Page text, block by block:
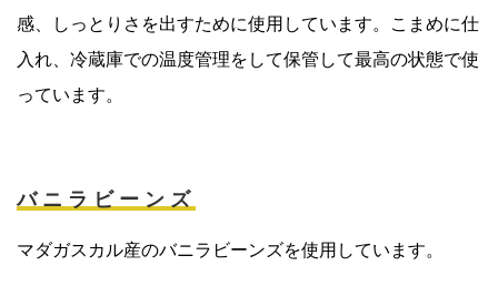
感、しっとりさを出すために使用しています。こまめに仕
入れ、冷蔵庫での温度管理をして保管して最高の状態で使
っています。
バニラビーンズ
マダガスカル産のバニラビーンズを使用しています。